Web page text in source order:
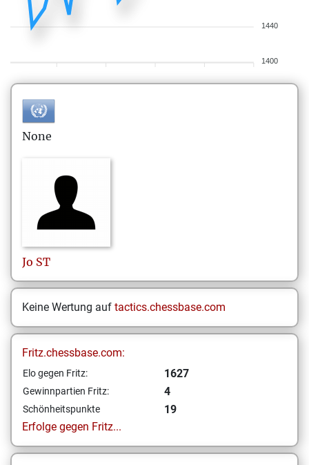
1440
1400
None
Jo ST
Keine Wertung auf tactics.chessbase.com
Fritz.chessbase.com:
Elo gegen Fritz: 1627
Gewinnpartien Fritz: 4
Schönheitspunkte
19
Erfolge gegen Fritz...